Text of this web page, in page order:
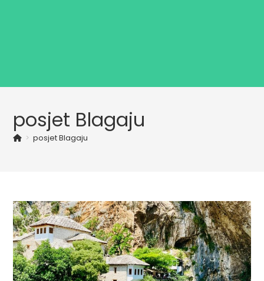
posjet Blagaju
> posjet Blagaju